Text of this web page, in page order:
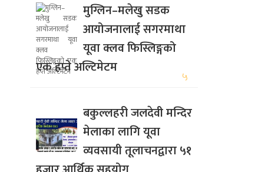
मुग्लिन–मलेखु सडक
आयोजनालाई सगरमाथा
यूवा क्लव फिस्लिङ्गको
एक हप्ते अल्टिमेटम
५
बकुल्लहरी जलदेवी मन्दिर
मेलाका लागि यूवा
व्यवसायी तूलाचनद्वारा ५१